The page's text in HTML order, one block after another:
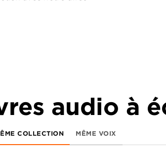
audio à
COLLECTION MÊME VOIX